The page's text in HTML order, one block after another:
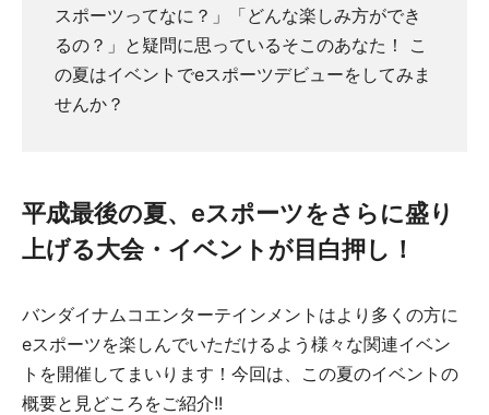
スポーツってなに？」「どんな楽しみ方ができ
るの？」と疑問に思っているそこのあなた！ こ
の夏はイベントでeスポーツデビューをしてみま
せんか？
平成最後の夏、eスポーツをさらに盛り
上げる大会・イベントが目白押し！
バンダイナムコエンターテインメントはより多くの方に
eスポーツを楽しんでいただけるよう様々な関連イベン
トを開催してまいります！今回は、この夏のイベントの
概要と見どころをご紹介!!